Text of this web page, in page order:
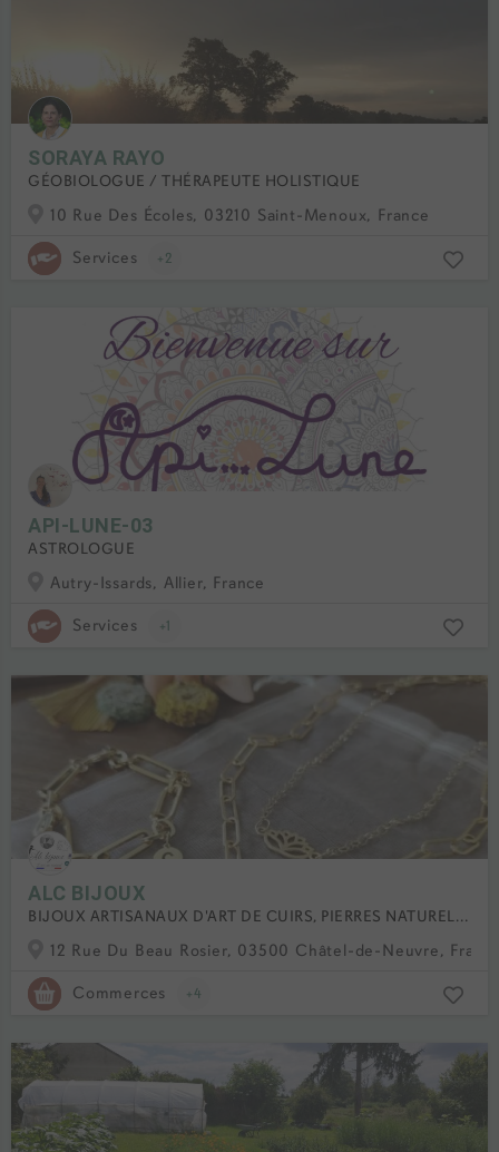
SORAYA RAYO
GÉOBIOLOGUE / THÉRAPEUTE HOLISTIQUE
10 Rue Des Écoles, 03210 Saint-Menoux, France
Services +2
API-LUNE-03
ASTROLOGUE
Autry-Issards, Allier, France
Services +1
ALC BIJOUX
BIJOUX ARTISANAUX D'ART DE CUIRS, PIERRES NATURELLES, COQUILLAGES, CRINS DE CHEVAL BOURBO
12 Rue Du Beau Rosier, 03500 Châtel-de-Neuvre,
Commerces +4